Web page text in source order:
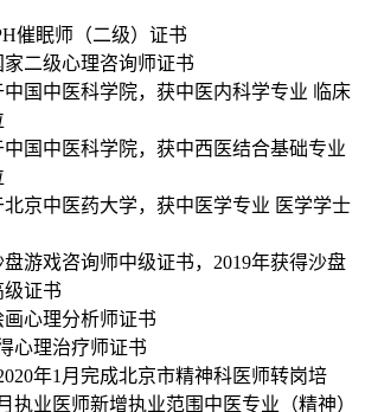
催眠师（二级）证书
家二级心理咨询师证书
中国中医科学院，获中医内科学专业 临床
中国中医科学院，获中西医结合基础专业
北京中医药大学，获中医学专业 医学学士
盘游戏咨询师中级证书，2019年获得沙盘
证书
画心理分析师证书
心理治疗师证书
年1月完成北京市精神科医师转岗培
执业医师新增执业范围中医专业（精神）